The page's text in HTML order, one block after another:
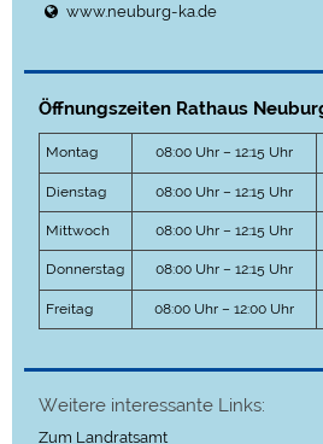
www.neuburg-ka.de
Öffnungszeiten Rathaus
Montag 08:00 Uhr – 12:15 Uhr
Dienstag 08:00 Uhr – 12:15 Uhr
Mittwoch 08:00 Uhr – 12:15 Uhr
Donnerstag 08:00 Uhr – 12:15 Uhr
Freitag 08:00 Uhr – 12:00 Uhr
Weitere interessante Links:
Zum Landratsamt